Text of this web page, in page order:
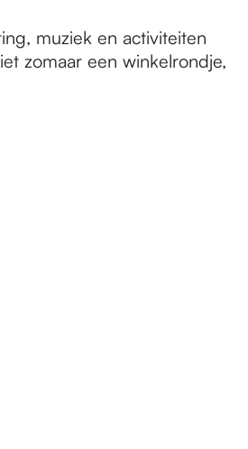
muziek en activiteiten
zomaar een winkelrondje,